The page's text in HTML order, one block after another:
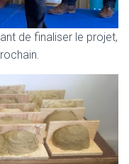
de finaliser le projet,